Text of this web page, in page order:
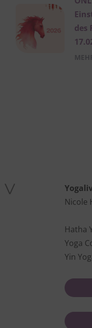
des
Nicole
Hatha
Yoga
Yin